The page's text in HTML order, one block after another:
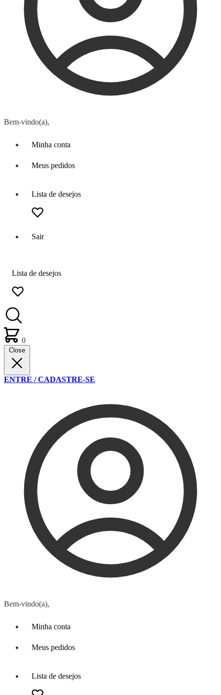
Bem-vindo(a),
Minha conta
Meus pedidos
Lista de desejos
Sair
Lista de desejos
0
Close
ENTRE / CADASTRE-SE
Bem-vindo(a),
Minha conta
Meus pedidos
Lista de desejos